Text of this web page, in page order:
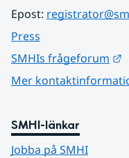
Epost:
Press
SMHIs frågeforum
Mer
SMHI-länkar
Jobba på SMHI